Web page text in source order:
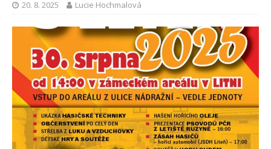
20. 8. 2025 Lucie Hochmalová